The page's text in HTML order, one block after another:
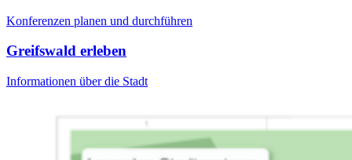
Konferenzen planen und durchführen
Greifswald erleben
Informationen über die Stadt